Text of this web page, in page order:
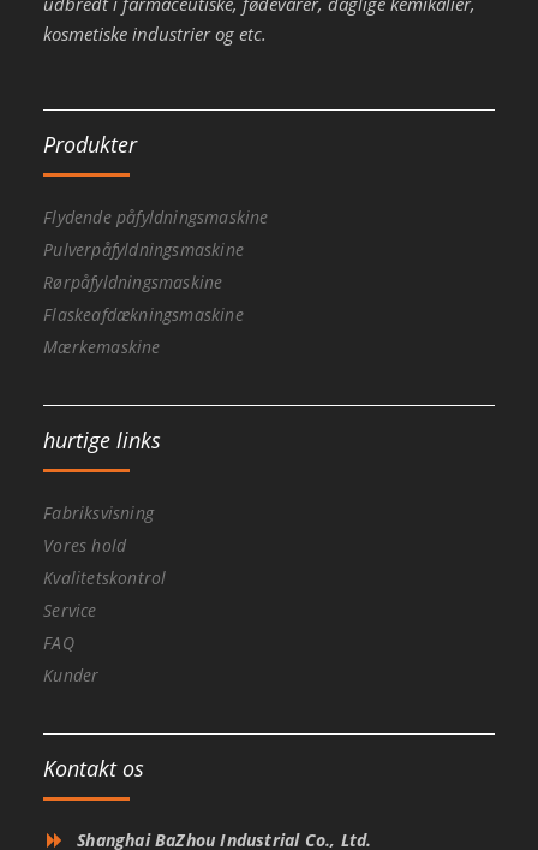
kosmetiske industrier og etc.
Produkter
Flydende påfyldningsmaskine
Pulverpåfyldningsmaskine
Rørpåfyldningsmaskine
Flaskeafdækningsmaskine
Mærkemaskine
hurtige links
Fabriksvisning
Vores hold
Kvalitetskontrol
Service
FAQ
Kunder
Kontakt os
Shanghai BaZhou Industrial Co., Ltd.